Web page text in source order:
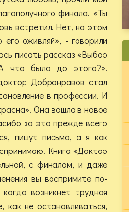
финала. «Ты
встретил. Нет, на этом
оживляй», - говорили
писать рассказ «Выбор
что было до этого?».
Добронравов стал
в профессии. И
Она вошла в новое
за это прежде всего
пишут письма, а я как
Книга «Доктор
с финалом, и даже
вы воспримите по-
возникнет трудная
как не останавливаться,